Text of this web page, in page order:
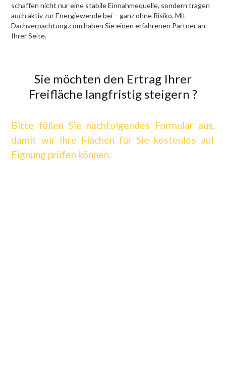
schaffen nicht nur eine stabile Einnahmequelle, sondern tragen
auch aktiv zur Energiewende bei – ganz ohne Risiko. Mit
Dachverpachtung.com haben Sie einen erfahrenen Partner an
Ihrer Seite.
Sie möchten den Ertrag Ihrer
Freifläche langfristig steigern ?
Bitte füllen Sie nachfolgendes Formular aus,
damit wir Ihre Flächen für Sie kostenlos auf
Eignung prüfen können.